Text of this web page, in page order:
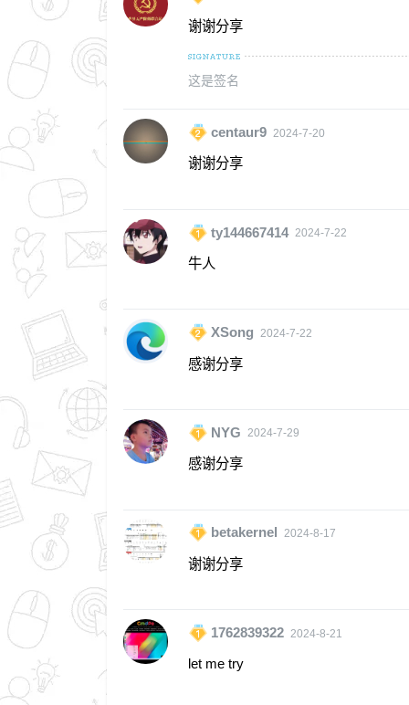
谢谢分享
这是签名
centaur9 2024-7-20
谢谢分享
ty144667414 2024-7-22
牛人
XSong 2024-7-22
感谢分享
NYG 2024-7-29
感谢分享
betakernel 2024-8-17
谢谢分享
1762839322 2024-8-21
let me try